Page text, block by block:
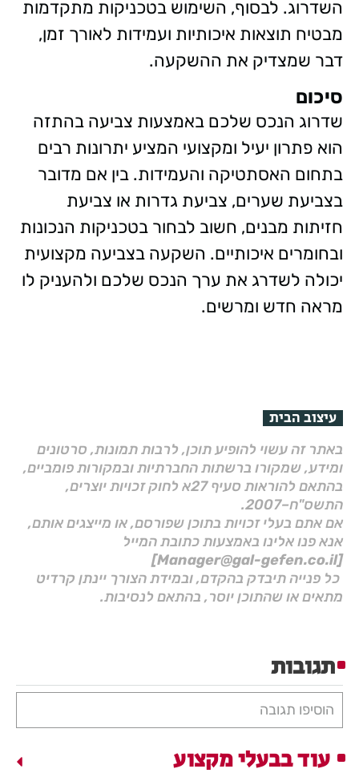
השדרוג. לבסוף, השימוש בטכניקות מתקדמות
מבטיח תוצאות איכותיות ועמידות לאורך זמן,
דבר שמצדיק את ההשקעה.
סיכום
שדרוג הנכס שלכם באמצעות צביעה בהתזה
הוא פתרון יעיל ומקצועי המציע יתרונות רבים
בתחום האסתטיקה והעמידות. בין אם מדובר
בצביעת שערים, צביעת גדרות או צביעת
חזיתות מבנים, חשוב לבחור בטכניקות הנכונות
ובחומרים איכותיים. השקעה בצביעה מקצועית
יכולה לשדרג את ערך הנכס שלכם ולהעניק לו
מראה חדש ומרשים.
עיצוב הבית
באתר זה עשוי להופיע תוכן, לרבות תמונות, סרטונים
ומידע, שמקורו ברשתות החברתיות ובמקורות פומביים,
בהתאם להוראות סעיף 27א לחוק זכויות יוצרים,
התשס"ח–2007.
אם אתם בעלי זכויות בתוכן שפורסם, או מייצגים אותם,
אנא פנו אלינו באמצעות כתובת המייל
[Manager@gal-gefen.co.il]
כל פנייה תיבדק בהקדם, ובמידת הצורך יינתן קרדיט
מתאים או שהתוכן יוסר, בהתאם לנסיבות.
תגובות
הוסיפו תגובה
עוד בבעלי מקצוע